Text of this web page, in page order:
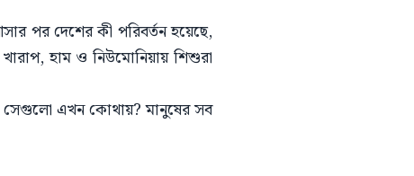
পর দেশের কী পরিবর্তন হয়েছে,
খারাপ, হাম ও নিউমোনিয়ায় শিশুরা
সেগুলো এখন কোথায়? মানুষের সব